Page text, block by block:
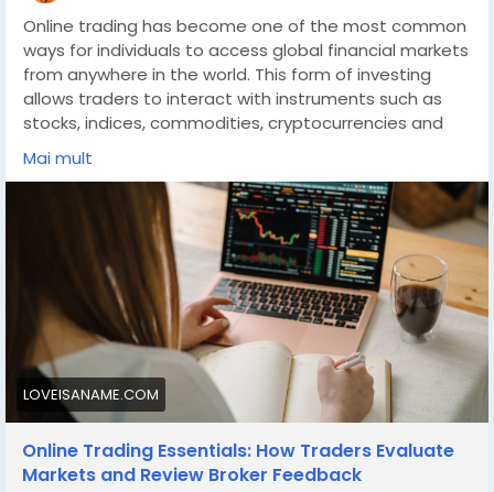
Online trading has become one of the most common
ways for individuals to access global financial markets
from anywhere in the world. This form of investing
allows traders to interact with instruments such as
stocks, indices, commodities, cryptocurrencies and
currency pairs through digital platforms. Although
trading is widely accessible, it still requires a clear
understanding of market behaviour, risk management
and the differences between various service
https://loveisaname.com/online-trading-essentials-
how-traders-evaluate-markets-and-review-broker-
feedback/
Mai mult
LOVEISANAME.COM
Online Trading Essentials: How Traders Evaluate
Markets and Review Broker Feedback